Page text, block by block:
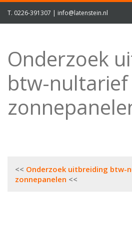
T. 0226-391307 | info@latenstein.nl
Onderzoek
btw-nultarief
Bericht
navigatie
Onderzoek uitbreiding btw-
zonnepanelen